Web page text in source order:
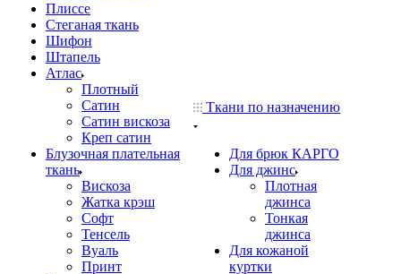
Плиссе
Стеганая ткань
Шифон
Штапель
Атлас
Плотный
Сатин
Сатин вискоза
Креп сатин
Блузочная плательная
ткань
Вискоза
Жатка крэш
Софт
Тенсель
Вуаль
Принт
Ткани по назначению
Для брюк КАРГО
Для джинс
Плотная
джинса
Тонкая
джинса
Для кожаной
куртки